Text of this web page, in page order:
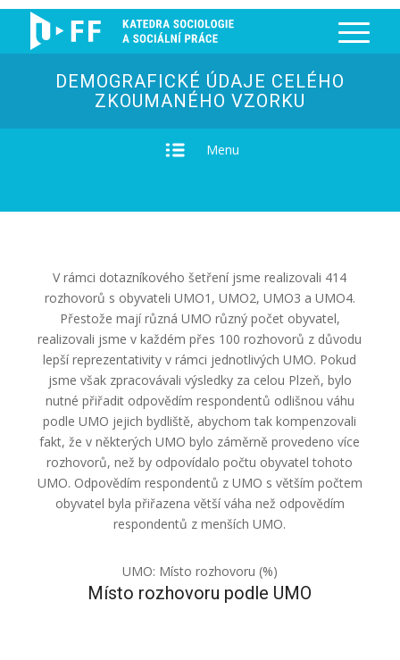
DEMOGRAFICKÉ ÚDAJE CELÉHO
ZKOUMANÉHO VZORKU
Menu
V rámci dotazníkového šetření jsme realizovali 414
rozhovorů s obyvateli UMO1, UMO2, UMO3 a UMO4.
Přestože mají různá UMO různý počet obyvatel,
realizovali jsme v každém přes 100 rozhovorů z důvodu
lepší reprezentativity v rámci jednotlivých UMO. Pokud
jsme však zpracovávali výsledky za celou Plzeň, bylo
nutné přiřadit odpovědím respondentů odlišnou váhu
podle UMO jejich bydliště, abychom tak kompenzovali
fakt, že v některých UMO bylo záměrně provedeno více
rozhovorů, než by odpovídalo počtu obyvatel tohoto
UMO. Odpovědím respondentů z UMO s větším počtem
obyvatel byla přiřazena větší váha než odpovědím
respondentů z menších UMO.
UMO: Místo rozhovoru (%)
Místo rozhovoru podle UMO